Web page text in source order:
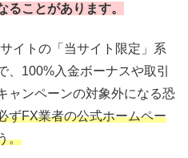
ることがあります。
イトの「当サイト限定」系
100%入金ボーナスや取引
ャンペーンの対象外になる恐
ずFX業者の公式ホームペー
。